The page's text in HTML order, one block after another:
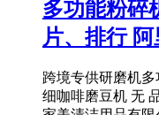
多功能粉碎
片、排行
跨境专供研磨机
细咖啡磨豆机 无